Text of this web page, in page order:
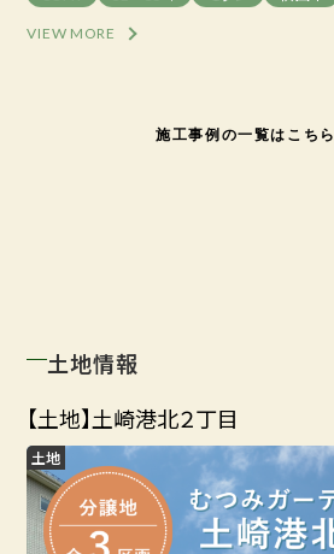
VIEW MORE
施工事例の一覧はこちら
土地情報
【土地】土崎港北２丁目
土地